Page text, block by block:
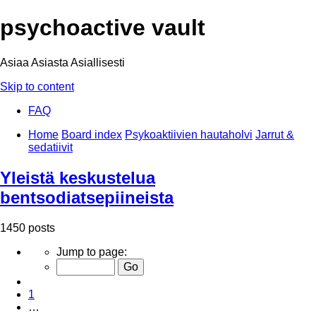
psychoactive vault
Asiaa Asiasta Asiallisesti
Skip to content
FAQ
Home Board index Psykoaktiivien hautaholvi Jarrut &
sedatiivit
Yleistä keskustelua
bentsodiatsepiineista
1450 posts
Page
49
Jump to page:
1
…